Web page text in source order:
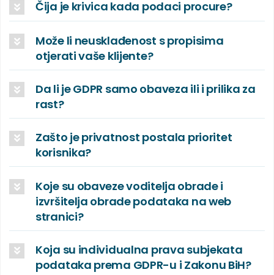
Čija je krivica kada podaci procure?
Može li neusklađenost s propisima
otjerati vaše klijente?
Da li je GDPR samo obaveza ili i prilika za
rast?
Zašto je privatnost postala prioritet
korisnika?
Koje su obaveze voditelja obrade i
izvršitelja obrade podataka na web
stranici?
Koja su individualna prava subjekata
podataka prema GDPR-u i Zakonu BiH?